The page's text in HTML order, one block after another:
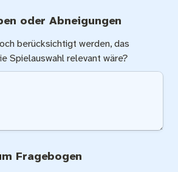
oder Abneigungen
berücksichtigt werden, das
Spielauswahl relevant wäre?
Fragebogen